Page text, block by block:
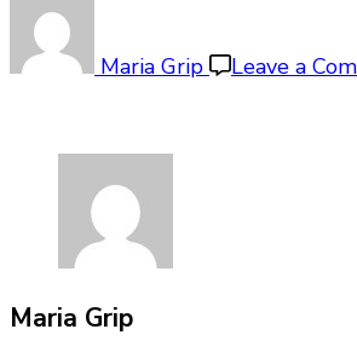
Maria Grip Leave a
Maria Grip